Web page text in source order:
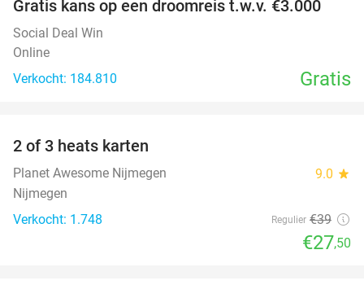
Gratis kans op een droomreis t.w.v. €3.000
Social Deal Win
Online
Verkocht: 184.810
Gratis
2 of 3 heats karten
Planet Awesome Nijmegen 9.0 star
Nijmegen
Verkocht: 1.748
Regulier €39
€27,50